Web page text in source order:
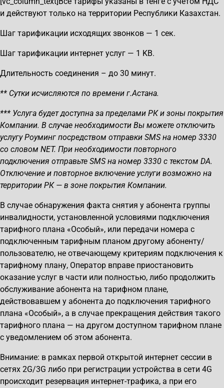
и действуют только на территории Республики Казахстан.
Шаг тарификации исходящих звонков — 1 сек.
Шаг тарификации интернет услуг — 1 KB.
Длительность соединения – до 30 минут.
** Сутки исчисляются по времени г.Астана.
*** Услуга будет доступна за пределами РК и зоны покрытия
Компании. В случае необходимости Вы можете отключить
услугу Роуминг посредством отправки SMS на номер 3330
со словом NET. При необходимости повторного
подключения отправьте SMS на номер 3330 с текстом DA.
Отключение и повторное включение услуги возможно на
территории РК — в зоне покрытия Компании.
В случае обнаружения факта снятия у абонента группы
инвалидности, установленной условиями подключения
тарифного плана «Особый», или передачи номера с
подключенным тарифным планом другому абоненту/
пользователю, не отвечающему критериям подключения к
тарифному плану, Оператор вправе приостановить
оказание услуг в части или полностью, либо продолжить
обслуживание абонента на тарифном плане,
действовавшем у абонента до подключения тарифного
плана «Особый», а в случае прекращения действия такого
тарифного плана — на другом доступном тарифном плане
с уведомлением об этом абонента.
Внимание: в рамках первой открытой интернет сессии в
сетях 2G/3G либо при регистрации устройства в сети 4G
происходит резервация интернет-трафика, а при его